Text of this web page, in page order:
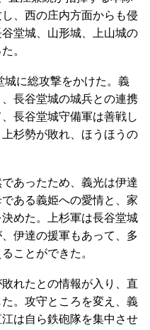
、西の庄内方面からも侵
堂城、山形城、上山城の
。
城に総攻撃をかけた。義
長谷堂城の城兵との連携
長谷堂城守備軍は善戦し
杉勢が敗れ、ほうほうの
あったため、義光は伊達
ある義姫への愛情と、家
めた。上杉軍は長谷堂城
伊達の援軍もあって、多
ことができた。
れたとの情報が入り、直
。攻守ところを変え、義
は自ら鉄砲隊を集中させ